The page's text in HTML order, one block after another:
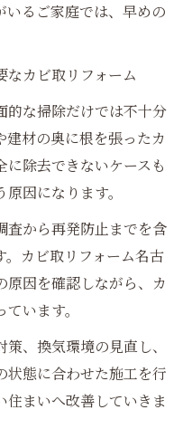
るご家庭では、早めの
なカビ取リフォーム
的な掃除だけでは不十分
材の奥に根を張ったカ
に除去できないケースも
因になります。
査から再発防止までを含
。カビ取リフォーム名古
原因を確認しながら、カ
います。
、換気環境の見直し、
状態に合わせた施工を行
住まいへ改善していきま